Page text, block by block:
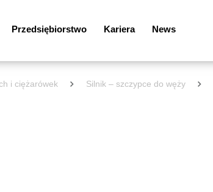
Przedsiębiorstwo Kariera News
i ciężarówek Silnik – szczypce do węży